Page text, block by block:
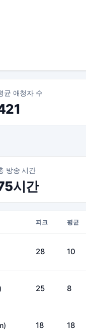
균 애청자 수
방송 시간
시간
피크 평균
28 10
25 8
18 18